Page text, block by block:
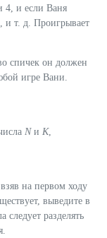
4, и если Ваня
и т. д. Проигрывает
спичек он должен
игре Вани.
Nи K,
на первом ходу
выведите в
следует разделять